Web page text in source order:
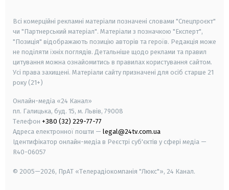
Всі комерційні рекламні матеріали позначені словами "Спецпроєкт"
чи "Партнерський матеріал". Матеріали з позначкою "Експерт",
"Позиція" відображають позицію авторів та героїв. Редакція може
не поділяти їхніх поглядів. Детальніше щодо реклами та правил
цитування можна ознайомитись в правилах користування сайтом.
Усі права захищені. Матеріали сайту призначені для осіб старше 21
року (21+)
Онлайн-медіа «24 Канал»
пл. Галицька, буд. 15, м. Львів, 79008
Телефон +380 (32) 229-77-77
Адреса електронної пошти — legal@24tv.com.ua
Ідентифікатор онлайн-медіа в Реєстрі суб'єктів у сфері медіа —
R40-06057
© 2005—2026, ПрАТ «Телерадіокомпанія "Люкс"», 24 Канал.